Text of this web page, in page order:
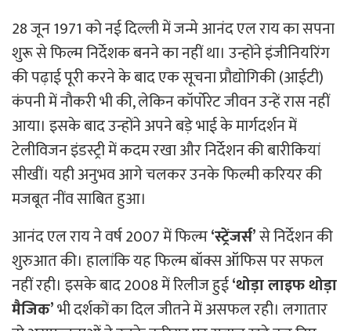
28 जून 1971 को नई दिल्ली में जन्मे आनंद एल राय का सपना
शुरू से फिल्म निर्देशक बनने का नहीं था। उन्होंने इंजीनियरिंग
की पढ़ाई पूरी करने के बाद एक सूचना प्रौद्योगिकी (आईटी)
कंपनी में नौकरी भी की, लेकिन कॉर्पोरेट जीवन उन्हें रास नहीं
आया। इसके बाद उन्होंने अपने बड़े भाई के मार्गदर्शन में
टेलीविजन इंडस्ट्री में कदम रखा और निर्देशन की बारीकियां
सीखीं। यही अनुभव आगे चलकर उनके फिल्मी करियर की
मजबूत नींव साबित हुआ।
आनंद एल राय ने वर्ष 2007 में फिल्म‘स्ट्रेंजर्स’से निर्देशन की
शुरुआत की। हालांकि यह फिल्म बॉक्स ऑफिस पर सफल
नहीं रही। इसके बाद 2008 में रिलीज हुई‘थोड़ा लाइफ थोड़ा
मैजिक’भी दर्शकों का दिल जीतने में असफल रही। लगातार